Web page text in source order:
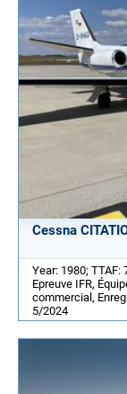
Cessna
Year: 1980; TTAF:
Epreuve IFR,
commercial,
5/2024